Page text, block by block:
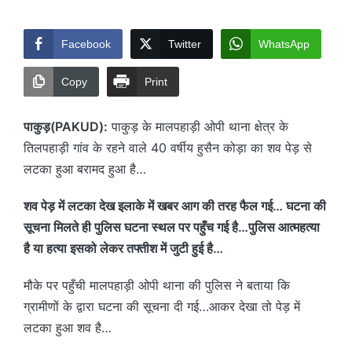
Facebook Twitter WhatsApp
Copy Print
पाकुड़(PAKUD): पाकुड़ के मालपहाड़ी ओपी थाना क्षेत्र के
तिलपहाड़ी गांव के रहने वाले 40 वर्षीय हुसैन कोड़ा का शव पेड़ से
लटका हुआ बरामद हुआ है…
शव पेड़ में लटका देख इलाके में खबर आग की तरह फैल गई… घटना की
सूचना मिलते ही पुलिस घटना स्थल पर पहुँच गई है…पुलिस आत्महत्या
है या हत्या इसको लेकर तफ्तीश में जुटी हुई है…
मौके पर पहुँची मालपहाड़ी ओपी थाना की पुलिस ने बताया कि
ग्रामीणों के द्वारा घटना की सूचना दी गई…आकर देखा तो पेड़ में
लटका हुआ शव है…